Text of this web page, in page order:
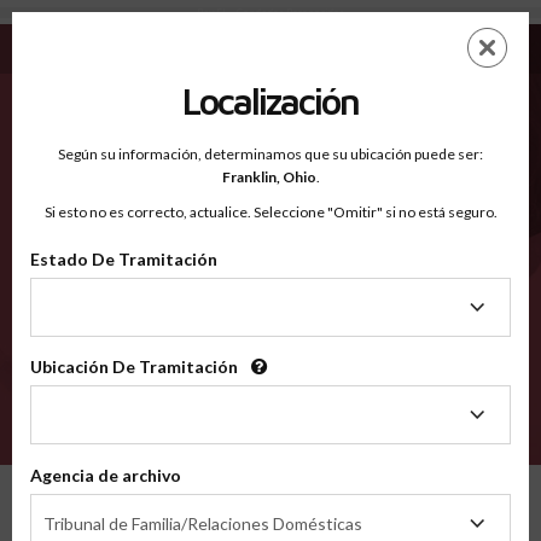
Bay FL - Condados Reconocidos
EN
Condados Reconocidos
2600
Localización
Según su información, determinamos que su ubicación puede ser:
Franklin, Ohio.
Si esto no es correcto, actualice. Seleccione "Omitir" si no está seguro.
Estado De Tramitación
Tramitación
Ubicación De Tramitación
Tramitación
Agencia de archivo
Tribunal de Familia/Relaciones Domésticas
de